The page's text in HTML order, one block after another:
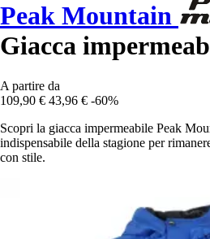
Peak Mountain
Giacca
A partire da
109,90 € 43,96 € -60%
Scopri la giacca impermeabile Peak
indispensabile della stagione per
con stile.